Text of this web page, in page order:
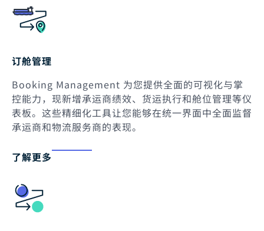
订舱管理
Booking Management 为您提供全面的可视化与掌
控能力，现新增承运商绩效、货运执行和舱位管理等仪
表板。这些精细化工具让您能够在统一界面中全面监督
承运商和物流服务商的表现。
了解更多